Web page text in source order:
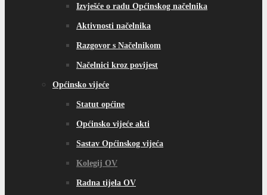
Izvješće o radu Općinskog načelnika
Aktivnosti načelnika
Razgovor s Načelnikom
Načelnici kroz povijest
Općinsko vijeće
Statut općine
Općinsko vijeće akti
Sastav Općinskog vijeća
Kolegij OV
Radna tijela OV